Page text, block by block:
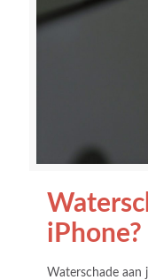
iPhone?
Waterschade aan